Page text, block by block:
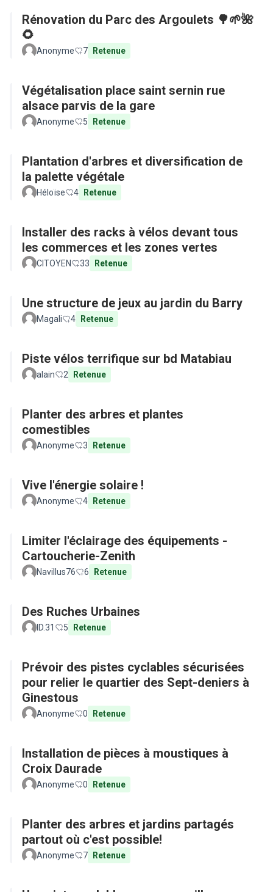
Rénovation du Parc des Argoulets 🌳🌱🌺
🌻
Anonyme 7 Retenue
Végétalisation place saint sernin rue
alsace parvis de la gare
Anonyme 5 Retenue
Plantation d'arbres et diversification de
la palette végétale
Héloïse 4 Retenue
Installer des racks à vélos devant tous
les commerces et les zones vertes
CITOYEN 33 Retenue
Une structure de jeux au jardin du Barry
Magali 4 Retenue
Piste vélos terrifique sur bd Matabiau
alain 2 Retenue
Planter des arbres et plantes
comestibles
Anonyme 3 Retenue
Vive l'énergie solaire !
Anonyme 4 Retenue
Limiter l'éclairage des équipements -
Cartoucherie-Zenith
Navillus76 6 Retenue
Des Ruches Urbaines
ID.31 5 Retenue
Prévoir des pistes cyclables sécurisées
pour relier le quartier des Sept-deniers à
Ginestous
Anonyme 0 Retenue
Installation de pièces à moustiques à
Croix Daurade
Anonyme 0 Retenue
Planter des arbres et jardins partagés
partout où c'est possible!
Anonyme 7 Retenue